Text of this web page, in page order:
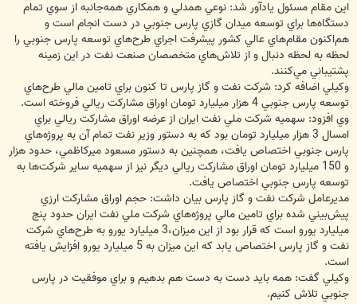
اين مقام مسئول يادآور شد: نوعي همدلي و همكاري همه‌جانبه از سوي تمام
دستگاه‌ها براي توسعه ميدان گازي پارس جنوبي در دست انجام است و
هم‌اكنون مقام‌هاي عالي كشور پيشرفت اجراي طرح‌هاي توسعه پارس جنوبي را
لحظه به لحظه دنبال و از تلاش‌هاي متخصصان صنعت نفت در اين زمينه
پشتيباني مي‌كنند.
وكيلي اضافه كرد: شركت نفت و گاز پارس تا كنون براي تامين مالي طرح‌هاي
توسعه پارس جنوبي 4 هزار ميليارد تومان اوراق مشاركت ريالي فروخته است.
وي افزود: سهميه شركت ملي نفت ايران از عرضه اوراق مشاركت ريالي براي
امسال 3 هزار ميليارد تومان بود كه به دستور وزير نفت تمام آن به پروژه‌هاي
پارس جنوبي اختصاص يافت، همچنين به دستور مسعود ميركاظمي، حدود هزار
و 150 ميليارد تومان اوراق مشاركت ريالي ديگر نيز از سهميه ساير شركت‌ها به
توسعه پارس جنوبي اختصاص يافت.
مديرعامل شركت نفت و گاز پارس بيان داشت: حجم اوراق مشاركت ارزي
پيش‌بيني شده براي تامين مالي پروژه‌هاي شركت ملي نفت ايران حدود پنج
ميليارد يورو است كه قرار بود از اين ميزان،3 ميليارد يورو به طرح‌هاي شركت
نفت و گاز پارس اختصاص يابد كه اين ميزان به 5 ميليارد يورو افزايش يافته
است.
وكيلي گفت: همه بايد دست به دست هم بدهيم و براي موفقيت در پارس
جنوبي تلاش كنيم.